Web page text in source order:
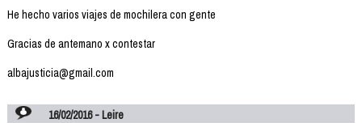
He hecho varios viajes de mochilera con gente
Gracias de antemano x contestar
albajusticia@gmail.com
16/02/2016 - Leire